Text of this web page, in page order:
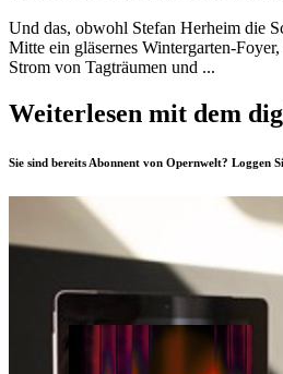
Und das, obwohl Stefan Herheim die
Mitte ein gläsernes Wintergarten-
Strom von Tagträumen und ...
Weiterlesen mit dem
Sie sind bereits Abonnent von Opernwelt? Loggen